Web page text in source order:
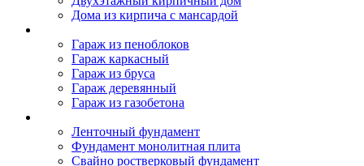
Дома из кирпича с мансардой
Гараж из пеноблоков
Гараж каркасный
Гараж из бруса
Гараж деревянный
Гараж из газобетона
Ленточный фундамент
Фундамент монолитная плита
Свайно ростверковый фундамент